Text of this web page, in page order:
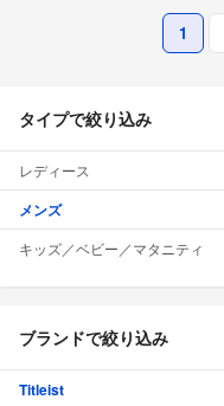
1
タイプで絞り込み
レディース
メンズ
キッズ／ベビー／マタニティ
ブランドで絞り込み
Titleist